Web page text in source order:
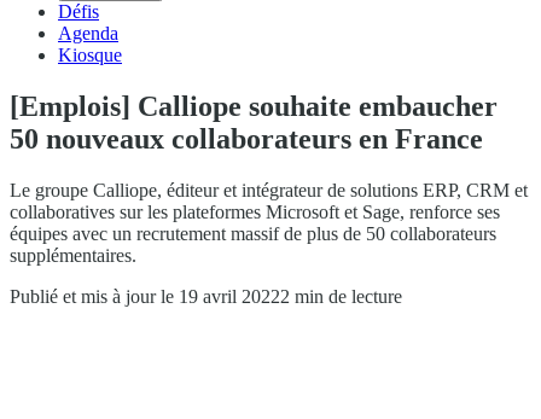
Défis
Agenda
Kiosque
[Emplois] Calliope souhaite embaucher
50 nouveaux collaborateurs en France
Le groupe Calliope, éditeur et intégrateur de solutions ERP, CRM et
collaboratives sur les plateformes Microsoft et Sage, renforce ses
équipes avec un recrutement massif de plus de 50 collaborateurs
supplémentaires.
Publié et mis à jour le 19 avril 20222 min de lecture